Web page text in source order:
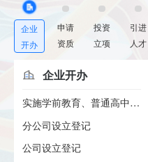
企业
开办
申请
资质
投资
立项
引进
人才
企业开办
实施学前教育、普通高中教育及...
分公司设立登记
公司设立登记